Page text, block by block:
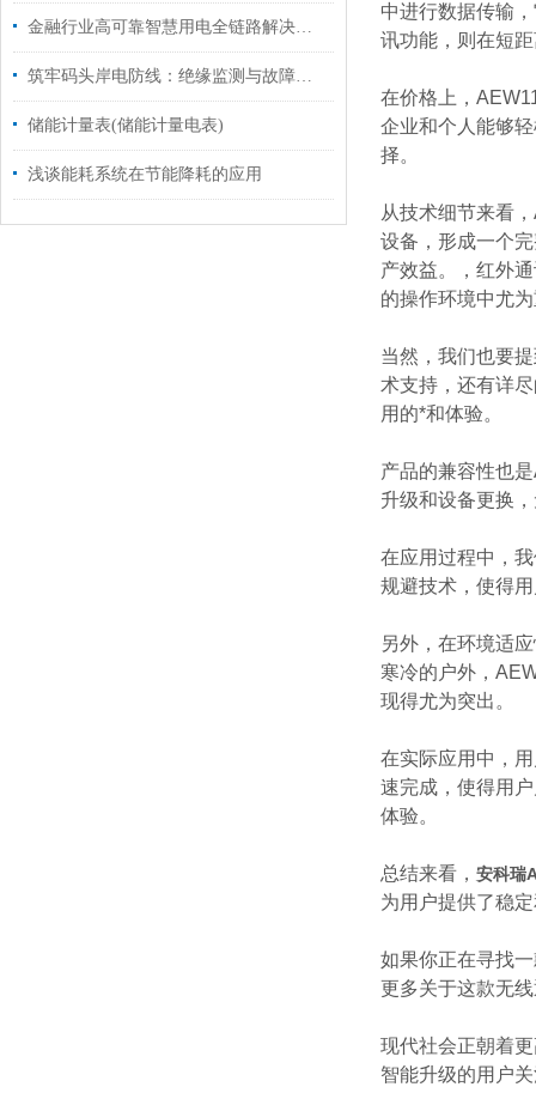
金融行业高可靠智慧用电全链路解决方案：构建零中断风险的数字金融电力基座
筑牢码头岸电防线：绝缘监测与故障定位如何保障电力安全？
储能计量表(储能计量电表)
浅谈能耗系统在节能降耗的应用
中进行数据传输
讯功能，则在短
在价格上，
企业和个人能够
择。
从技术细节来看
设备，形成一个
产效益。，红外
的操作环境中尤
当然，我们也要
术支持，还有详
用的*和体验。
产品的兼容性也
升级和设备更换
在应用过程中，
规避技术，使得
另外，在环境适
寒冷的户外，
现得尤为突出。
在实际应用中，
速完成，使得用
体验。
总结来看， 安科瑞
为用户提供了稳
如果你正在寻找
更多关于这款无
现代社会正朝着
智能升级的用户